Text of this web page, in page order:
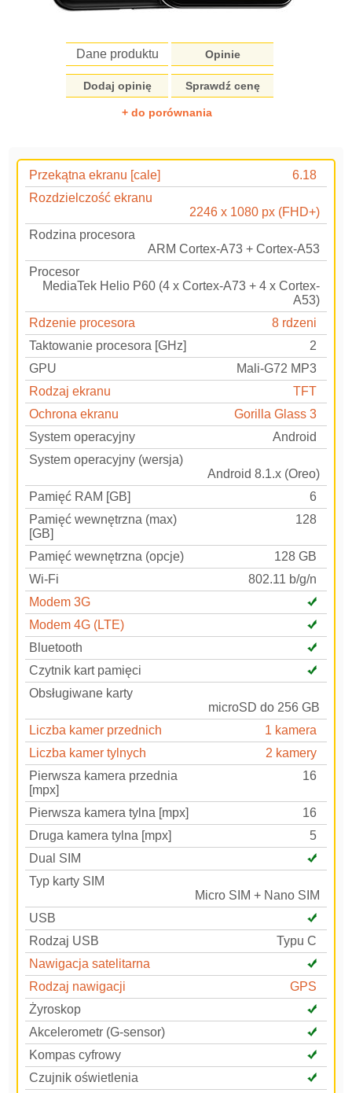
Dane produktu Opinie
Dodaj opinię Sprawdź cenę
+ do porównania
Przekątna ekranu [cale]
6.18
Rozdzielczość ekranu
2246 x 1080 px (FHD+)
Rodzina procesora
ARM Cortex-A73 + Cortex-A53
Procesor
MediaTek Helio P60 (4 x Cortex-A73 + 4 x Cortex-
A53)
Rdzenie procesora
8 rdzeni
Taktowanie procesora [GHz]
2
GPU
Mali-G72 MP3
Rodzaj ekranu
TFT
Ochrona ekranu
Gorilla Glass 3
System operacyjny
Android
System operacyjny (wersja)
Android 8.1.x (Oreo)
Pamięć RAM [GB]
6
Pamięć wewnętrzna (max)
[GB]
128
Pamięć wewnętrzna (opcje)
128 GB
Wi-Fi
802.11 b/g/n
Modem 3G
Modem 4G (LTE)
Bluetooth
Czytnik kart pamięci
Obsługiwane karty
microSD do 256 GB
Liczba kamer przednich
1 kamera
Liczba kamer tylnych
2 kamery
Pierwsza kamera przednia
[mpx]
16
Pierwsza kamera tylna [mpx]
16
Druga kamera tylna [mpx]
5
Dual SIM
Typ karty SIM
Micro SIM + Nano SIM
USB
Rodzaj USB
Typu C
Nawigacja satelitarna
Rodzaj nawigacji
GPS
Żyroskop
Akcelerometr (G-sensor)
Kompas cyfrowy
Czujnik oświetlenia